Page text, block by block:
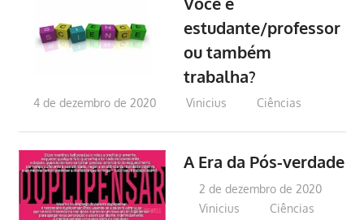
estudante/professor
ou também
trabalha?
4 de dezembro de 2020 Vinicius Ciências
A Era da Pós-verdade
2 de dezembro de 2020
Vinicius
Ciências